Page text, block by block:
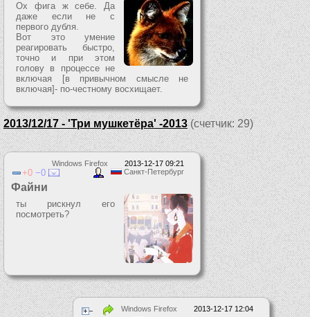
Ох фига ж себе. Да
даже если не с
первого дубля.
Вот это умение
реагировать быстро,
точно и при этом
голову в процессе не
включая [в привычном смысле не
включая]- по-честному восхищает.
2013/12/17 - 'Три мушкетёра' -2013(счетчик: 29)
2013-12-17 09:21
Windows Firefox
Санкт-Петербург
0 0
Файни
ты рискнул его
посмотреть?
2013-12-17 12:04
Windows Firefox